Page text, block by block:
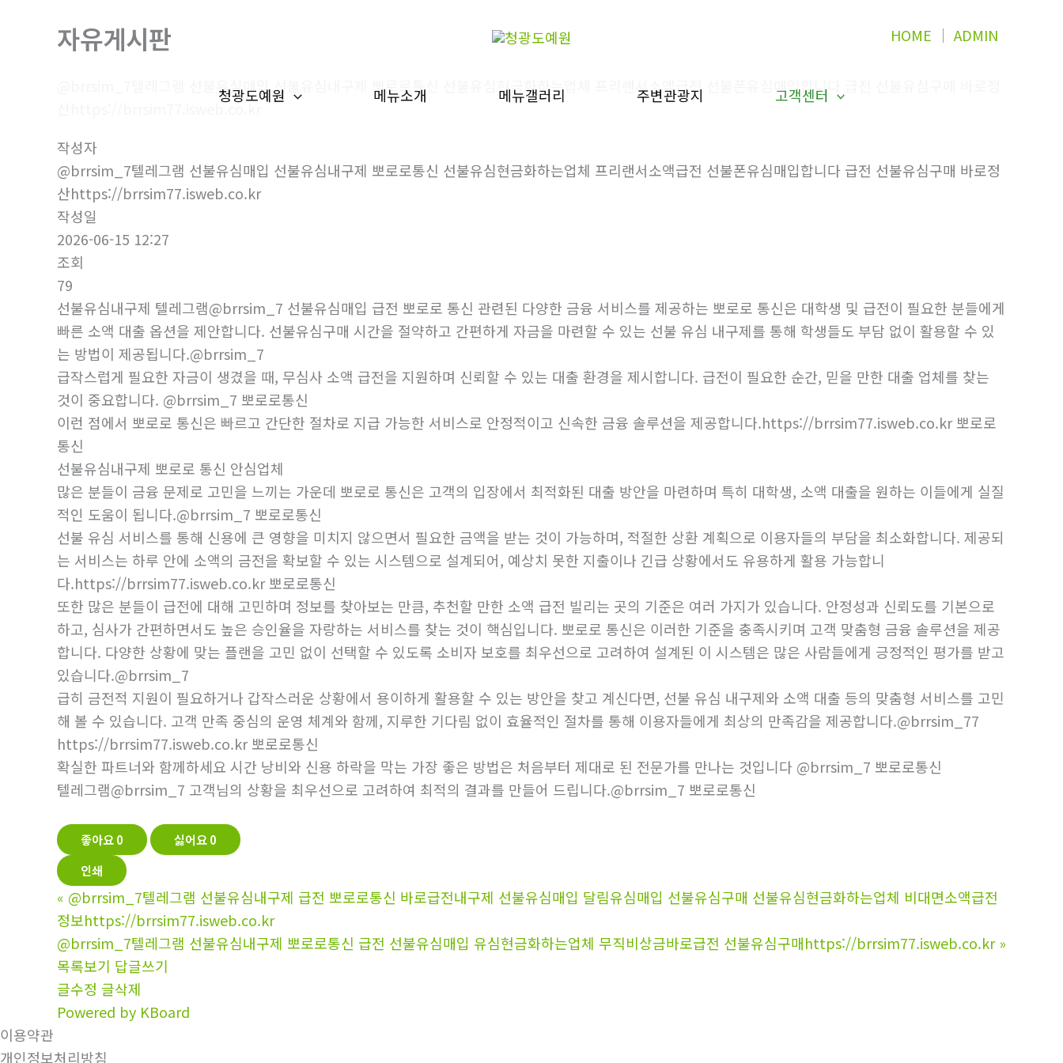
HOME │ADMIN
청광도예원 메뉴소개 메뉴갤러리 주변관광지 고객센터
자유게시판
@brrsim_7텔레그램 선불유심매입 선불유심내구제 뽀로로통신 선불유심현금화하는업체 프리랜서소액급전 선불폰유심매입합니다 급전 선불유심구매 바로정
산https://brrsim77.isweb.co.kr
작성자
@brrsim_7텔레그램 선불유심매입 선불유심내구제 뽀로로통신 선불유심현금화하는업체 프리랜서소액급전 선불폰유심매입합니다 급전 선불유심구매 바로정
산https://brrsim77.isweb.co.kr
작성일
2026-06-15 12:27
조회
79
선불유심내구제 텔레그램@brrsim_7 선불유심매입 급전 뽀로로 통신 관련된 다양한 금융 서비스를 제공하는 뽀로로 통신은 대학생 및 급전이 필요한 분들에게
빠른 소액 대출 옵션을 제안합니다. 선불유심구매 시간을 절약하고 간편하게 자금을 마련할 수 있는 선불 유심 내구제를 통해 학생들도 부담 없이 활용할 수 있
는 방법이 제공됩니다.@brrsim_7
급작스럽게 필요한 자금이 생겼을 때, 무심사 소액 급전을 지원하며 신뢰할 수 있는 대출 환경을 제시합니다. 급전이 필요한 순간, 믿을 만한 대출 업체를 찾는
것이 중요합니다. @brrsim_7 뽀로로통신
이런 점에서 뽀로로 통신은 빠르고 간단한 절차로 지급 가능한 서비스로 안정적이고 신속한 금융 솔루션을 제공합니다.https://brrsim77.isweb.co.kr 뽀로로
통신
선불유심내구제 뽀로로 통신 안심업체
많은 분들이 금융 문제로 고민을 느끼는 가운데 뽀로로 통신은 고객의 입장에서 최적화된 대출 방안을 마련하며 특히 대학생, 소액 대출을 원하는 이들에게 실질
적인 도움이 됩니다.@brrsim_7 뽀로로통신
선불 유심 서비스를 통해 신용에 큰 영향을 미치지 않으면서 필요한 금액을 받는 것이 가능하며, 적절한 상환 계획으로 이용자들의 부담을 최소화합니다. 제공되
는 서비스는 하루 안에 소액의 금전을 확보할 수 있는 시스템으로 설계되어, 예상치 못한 지출이나 긴급 상황에서도 유용하게 활용 가능합니
다.https://brrsim77.isweb.co.kr 뽀로로통신
또한 많은 분들이 급전에 대해 고민하며 정보를 찾아보는 만큼, 추천할 만한 소액 급전 빌리는 곳의 기준은 여러 가지가 있습니다. 안정성과 신뢰도를 기본으로
하고, 심사가 간편하면서도 높은 승인율을 자랑하는 서비스를 찾는 것이 핵심입니다. 뽀로로 통신은 이러한 기준을 충족시키며 고객 맞춤형 금융 솔루션을 제공
합니다. 다양한 상황에 맞는 플랜을 고민 없이 선택할 수 있도록 소비자 보호를 최우선으로 고려하여 설계된 이 시스템은 많은 사람들에게 긍정적인 평가를 받고
있습니다.@brrsim_7
급히 금전적 지원이 필요하거나 갑작스러운 상황에서 용이하게 활용할 수 있는 방안을 찾고 계신다면, 선불 유심 내구제와 소액 대출 등의 맞춤형 서비스를 고민
해 볼 수 있습니다. 고객 만족 중심의 운영 체계와 함께, 지루한 기다림 없이 효율적인 절차를 통해 이용자들에게 최상의 만족감을 제공합니다.@brrsim_77
https://brrsim77.isweb.co.kr 뽀로로통신
확실한 파트너와 함께하세요 시간 낭비와 신용 하락을 막는 가장 좋은 방법은 처음부터 제대로 된 전문가를 만나는 것입니다 @brrsim_7 뽀로로통신
텔레그램@brrsim_7 고객님의 상황을 최우선으로 고려하여 최적의 결과를 만들어 드립니다.@brrsim_7 뽀로로통신
좋아요0 싫어요0
인쇄
« @brrsim_7텔레그램 선불유심내구제 급전 뽀로로통신 바로급전내구제 선불유심매입 달림유심매입 선불유심구매 선불유심현금화하는업체 비대면소액급전
정보https://brrsim77.isweb.co.kr
@brrsim_7텔레그램 선불유심내구제 뽀로로통신 급전 선불유심매입 유심현금화하는업체 무직비상금바로급전 선불유심구매https://brrsim77.isweb.co.kr »
목록보기 답글쓰기
글수정 글삭제
Powered by KBoard
이용약관
개인정보처리방침